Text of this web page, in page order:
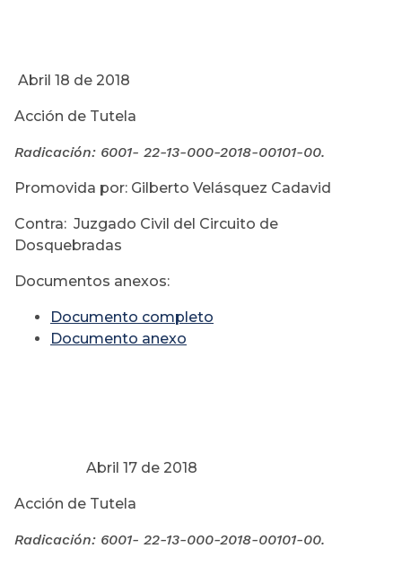
Abril 18 de 2018
Acción de Tutela
Radicación: 6001- 22-13-000-2018-00101-00.
Promovida por: Gilberto Velásquez Cadavid
Contra: Juzgado Civil del Circuito de
Dosquebradas
Documentos anexos:
Documento completo
Documento anexo
Abril 17 de 2018
Acción de Tutela
Radicación: 6001- 22-13-000-2018-00101-00.